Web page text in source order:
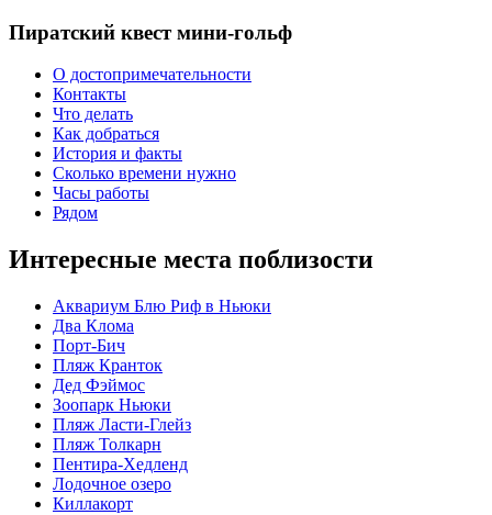
Пиратский квест мини-гольф
О достопримечательности
Контакты
Что делать
Как добраться
История и факты
Сколько времени нужно
Часы работы
Рядом
Интересные места поблизости
Аквариум Блю Риф в Ньюки
Два Клома
Порт-Бич
Пляж Кранток
Дед Фэймос
Зоопарк Ньюки
Пляж Ласти-Глейз
Пляж Толкарн
Пентира-Хедленд
Лодочное озеро
Киллакорт